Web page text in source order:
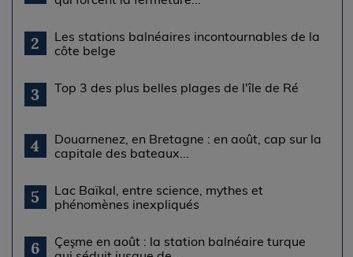
2
Les stations balnéaires incontournables de la
côte belge
3 Top 3 des plus belles plages de l'île de Ré
4
Douarnenez, en Bretagne : en août, cap sur la
capitale des bateaux...
5
Lac Baïkal, entre science, mythes et
phénomènes inexpliqués
6
Çeşme en août : la station balnéaire turque